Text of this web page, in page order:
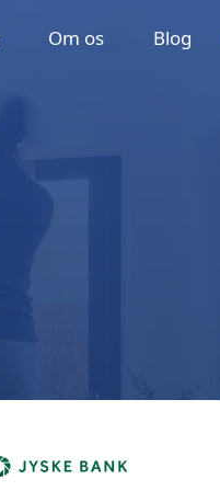
Om os Blog